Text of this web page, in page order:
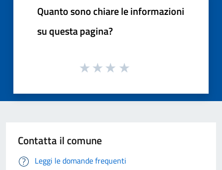
Quanto sono chiare le informazioni
su questa pagina?
Contatta il comune
Leggi le domande frequenti